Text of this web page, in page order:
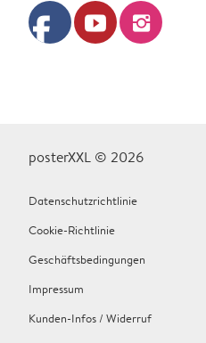
facebook youtube instagram
posterXXL © 2026
Datenschutzrichtlinie
Cookie-Richtlinie
Geschäftsbedingungen
Impressum
Kunden-Infos / Widerruf